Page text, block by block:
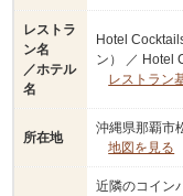
レストラ
ン名
／ホテル
名
Hotel
ン） ／ Hotel
レストラン
所在地
沖縄県那覇市
地図を見る
近隣のコイン